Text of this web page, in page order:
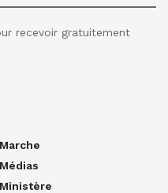
recevoir gratuitement
Marche
Médias
Ministère